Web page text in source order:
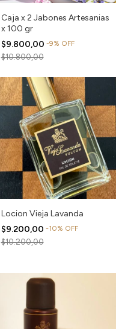
Caja x 2 Jabones Artesanias
x 100 gr
$9.800,00 -9% OFF
$10.800,00
Locion Vieja Lavanda
$9.200,00 -10% OFF
$10.200,00